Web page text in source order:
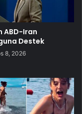
ABD-Iran
Destek
8, 2026